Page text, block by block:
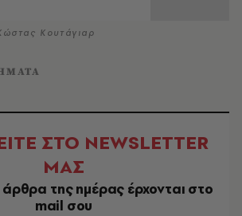
Κουτάγιαρ
ΣΤΟ NEWSLETTER
ΜΑΣ
της ημέρας έρχονται στο
mail σου